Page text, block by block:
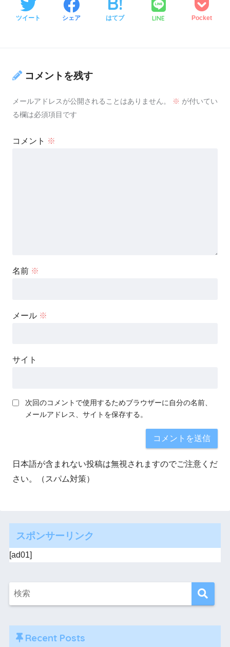
ツイート シェア はてブ LINE Pocket
コメントを残す
メールアドレスが公開されることはありません。 ※ が付いてい
る欄は必須項目です
コメント ※
名前 ※
メール ※
サイト
次回のコメントで使用するためブラウザーに自分の名前、
メールアドレス、サイトを保存する。
日本語が含まれない投稿は無視されますのでご注意くだ
さい。（スパム対策）
スポンサーリンク
[ad01]
Recent Posts